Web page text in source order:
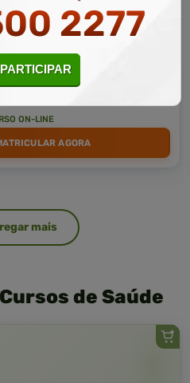
ON-LINE
AGORA
mais
de Saúde
2277